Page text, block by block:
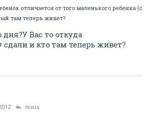
отличается от того маленького ребенка (с
там теперь живет?
Вас то откуда
и кто там теперь живет?
lexus